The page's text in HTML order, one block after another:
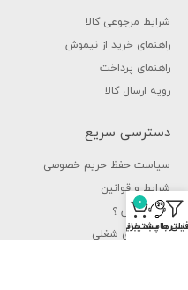
شرایط مرجوعی کالا
راهنمای خرید از نیموش
راهنمای پرداخت
رویه ارسال کالا
دسترسی سریع
سیاست حفظ حریم خصوصی
شرایط و قوانین
چرا نیموش ؟
فرصت های شغلی
با پشتیبانی
0
سبد خرید